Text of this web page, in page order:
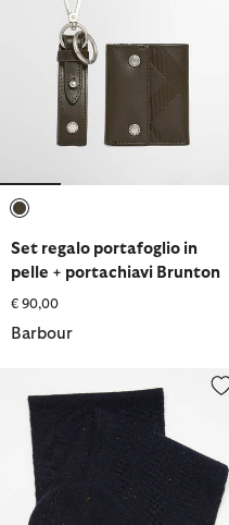
Set regalo portafoglio in
pelle + portachiavi Brunton
€ 90,00
Barbour
Set regalo di berretto e